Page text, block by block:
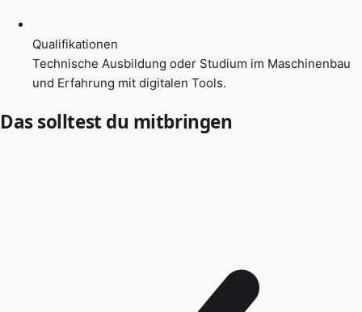
Qualifikationen
Technische Ausbildung oder Studium im Maschinenbau
und Erfahrung mit digitalen Tools.
Das solltest du mitbringen